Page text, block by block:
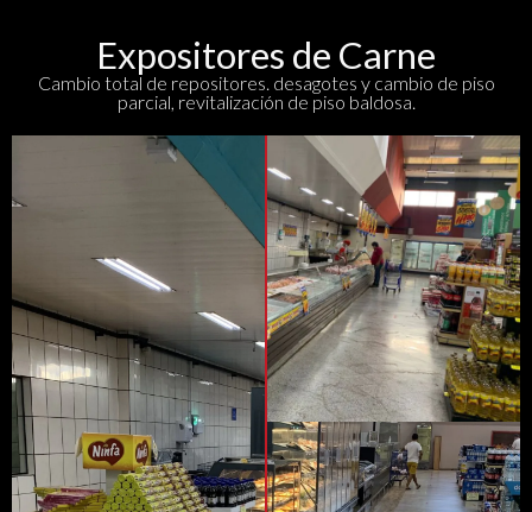
Expositores de Carne
Cambio total de repositores. desagotes y cambio de piso
parcial, revitalización de piso baldosa.